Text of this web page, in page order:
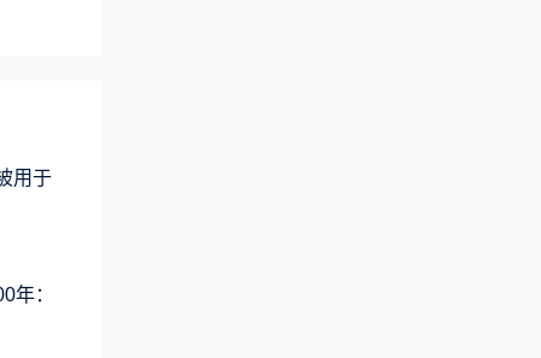
用于
年：